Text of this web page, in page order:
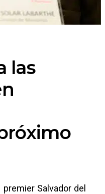
las
Salvador del